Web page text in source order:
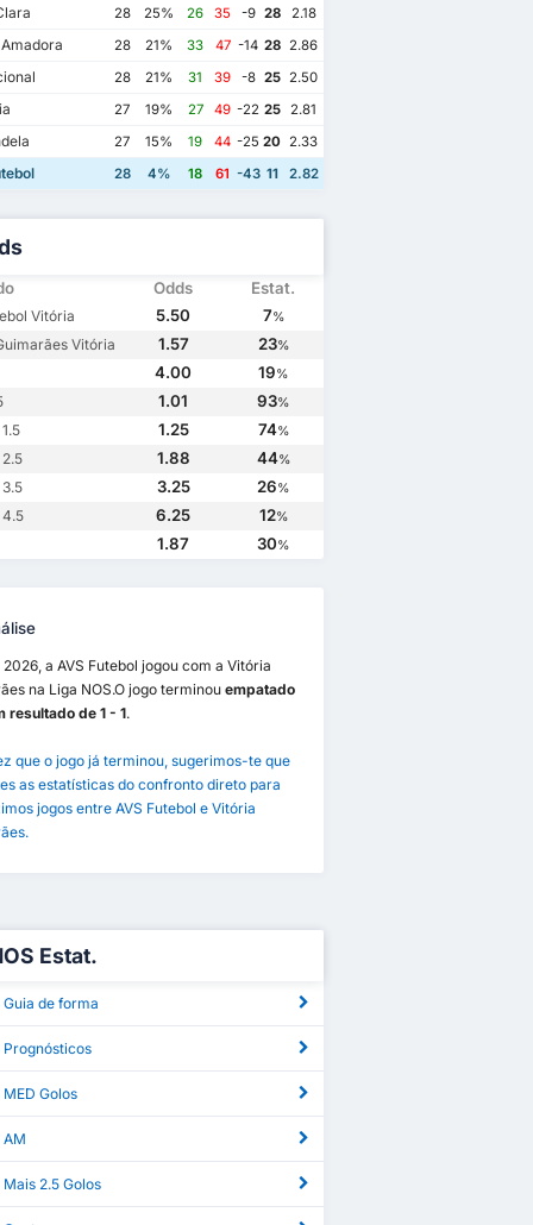
28 25% 26 35 -9 28
2.18
28 21% 33 47 -14 28 2.86
28 21% 31 39 -8 25 2.50
27 19% 27 49 -22 25
2.81
27 15% 19 44 -25 20 2.33
28 4% 18 61 -43 11 2.82
Odds Estat.
Vitória 5.50 7%
Vitória 1.57 23%
4.00 19%
1.01 93%
1.25 74%
1.88 44%
3.25 26%
4.5 6.25 12%
1.87 30%
2026, a AVS Futebol jogou com a Vitória
na Liga NOS.O jogo terminouempatado
resultado de 1 - 1.
que o jogo já terminou, sugerimos-te que
as estatísticas do confronto direto para
jogos entre AVS Futebol e Vitória
Estat.
Guia de forma
Prognósticos
Golos
AM
Mais 2.5 Golos